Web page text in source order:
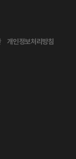
개인정보처리방침